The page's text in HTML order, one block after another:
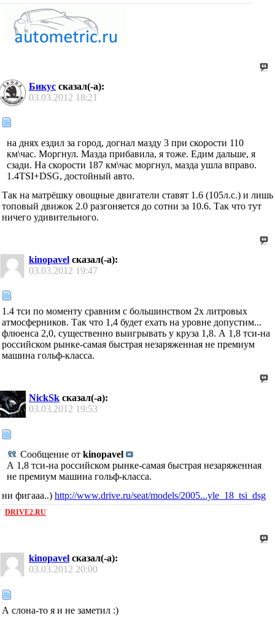
Бикус сказал(-а):
03.03.2012 18:21
на днях ездил за город, догнал мазду 3 при скорости 110
км\час. Моргнул. Мазда прибавила, я тоже. Едим дальше, я
сзади. На скорости 187 км\час моргнул, мазда ушла вправо.
1.4TSI+DSG, достойный авто.
Так на матрёшку овощные двигатели ставят 1.6 (105л.с.) и лишь
топовый движок 2.0 разгоняется до сотни за 10.6. Так что тут
ничего удивительного.
kinopavel сказал(-а):
03.03.2012 19:47
1.4 тси по моменту сравним с большинством 2х литровых
атмосферников. Так что 1,4 будет ехать на уровне допустим...
флюенса 2,0, существенно выигрывать у круза 1,8. А 1,8 тси-на
российском рынке-самая быстрая незаряженная не премиум
машина гольф-класса.
NickSk сказал(-а):
03.03.2012 19:53
Сообщение от kinopavel
А 1,8 тси-на российском рынке-самая быстрая незаряженная
не премиум машина гольф-класса.
ни фигааа..) http://www.drive.ru/seat/models/2005...yle_18_tsi_dsg
DRIVE2.RU
kinopavel сказал(-а):
03.03.2012 20:00
А слона-то я и не заметил :)